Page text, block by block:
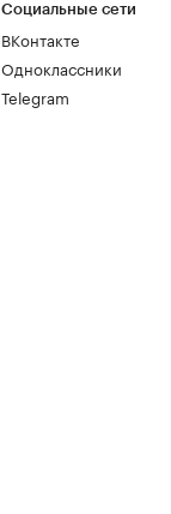
Социальные сети
ВКонтакте
Одноклассники
Telegram